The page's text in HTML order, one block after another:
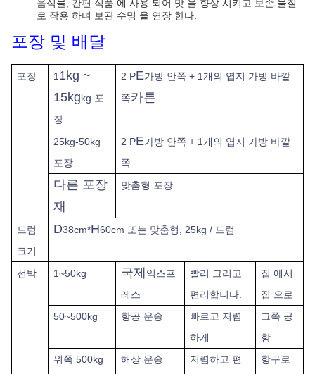
음식물, 간편 식품 에 사용 되어 맛 을 향상 시키고 보존 물질
로 작용 하며 보관 수명 을 연장 한다.
포장 및 배달
포장 1 1kg ~
15kgkg 포
장
2 PE가방 안쪽 + 1개의 엽지 가방 바깥
쪽카튼
25kg-50kg
포장
2 PE가방 안쪽 + 1개의 엽지 가방 바깥
쪽
다른 포장
재
맞춤형 포장
드럼
크기
D38cm*H60cm 또는 맞춤형, 25kg / 드럼
선박 1~50kg 국제 익스프
레스
빨리 그리고
편리합니다.
집 에서
집 으로
50~500kg
항공 운송
빠르고 저렴
하게
그쪽 공
항
위쪽 500kg 해상 운송
저렴하고 편
항구로